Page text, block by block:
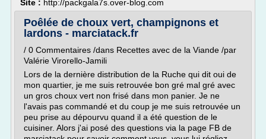
Site : http://packgala7s.over-blog.com
Poêlée de choux vert, champignons et
lardons - marciatack.fr
/ 0 Commentaires /dans Recettes avec de la Viande /par
Valérie Virorello-Jamili
Lors de la dernière distribution de la Ruche qui dit oui de
mon quartier, je me suis retrouvée bon gré mal gré avec
un gros choux vert non frisé dans mon panier. Je ne
l'avais pas commandé et du coup je me suis retrouvée un
peu prise au dépourvu quand il a été question de le
cuisiner. Alors j'ai posé des questions via la page FB de